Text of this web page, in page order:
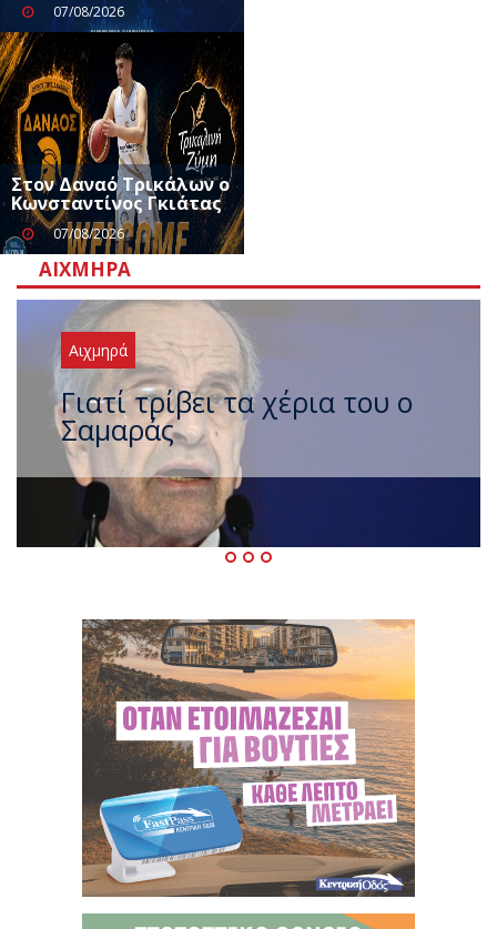
07/08/2026
Στον Δαναό Τρικάλων ο
Κωνσταντίνος Γκιάτας
07/08/2026
ΑΙΧΜΗΡΆ
Αιχμηρά
Ξαναχτύπησαν